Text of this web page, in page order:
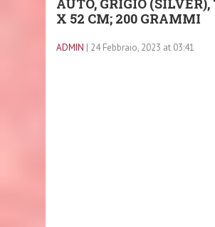
AUTO, GRIGIO (SILVER),
X 52 CM; 200 GRAMMI
ADMIN | 24 Febbraio, 2023 at 03:41